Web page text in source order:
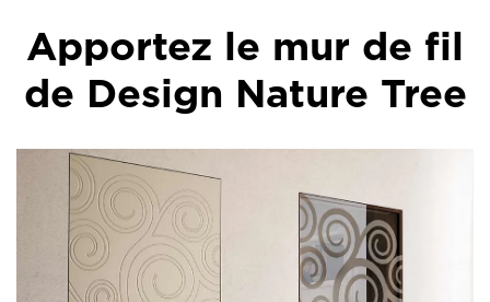
Apportez le mur de fil
de Design Nature Tree